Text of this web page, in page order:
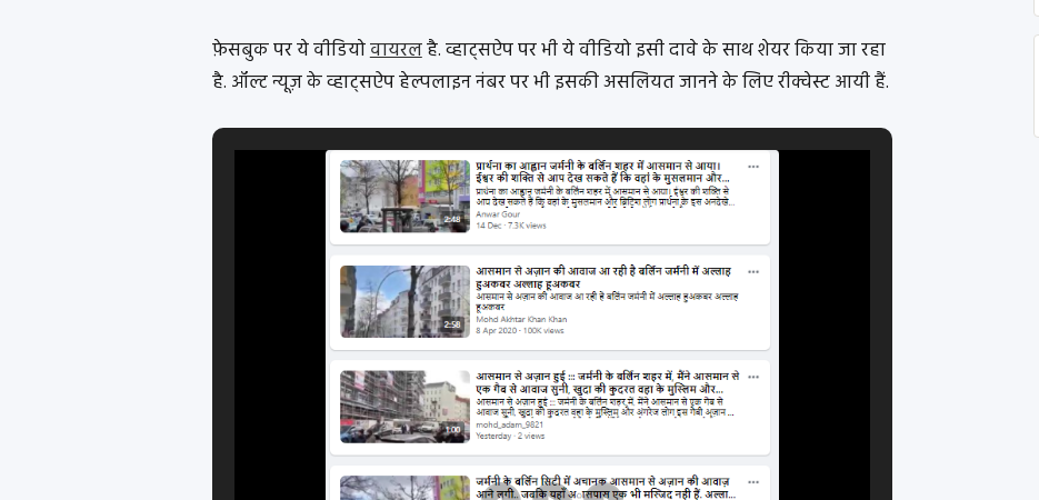
फ़ेसबुक पर ये वीडियोवायरलहै. व्हाट्सऐप पर भी ये वीडियो इसी दावे के साथ शेयर किया जा रहा
है. ऑल्ट न्यूज़ के व्हाट्सऐप हेल्पलाइन नंबर पर भी इसकी असलियत जानने के लिए रीक्वेस्ट आयी हैं.